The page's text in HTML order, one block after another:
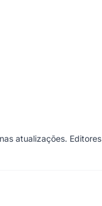
atualizações. Editores